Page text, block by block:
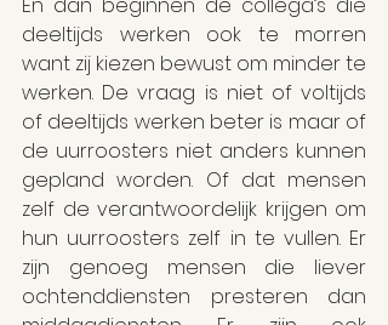
deeltijds werken ook te morren
want zij kiezen bewust om minder te
werken. De vraag is niet of voltijds
of deeltijds werken beter is maar of
de uurroosters niet anders kunnen
gepland worden. Of dat mensen
zelf de verantwoordelijk krijgen om
hun uurroosters zelf in te vullen. Er
zijn genoeg mensen die liever
ochtenddiensten presteren dan